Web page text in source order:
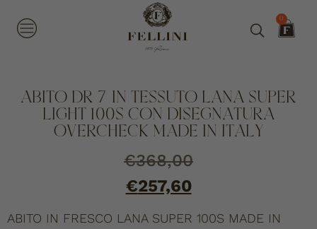
0
ABITO DR 7 IN TESSUTO LANA SUPER
LIGHT 100S CON DISEGNATURA
OVERCHECK MADE IN ITALY
€368,00
€257,60
ABITO IN FRESCO LANA SUPER 100S MADE IN